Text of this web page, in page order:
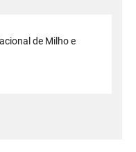
de Milho e